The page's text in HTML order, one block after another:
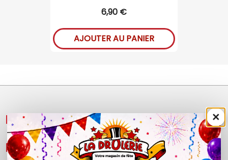
6,90 €
AJOUTER AU PANIER
NOS PRODUITS 
LÉGAL 
×